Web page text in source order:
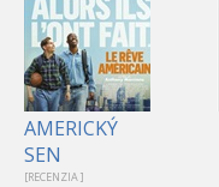
AMERICKÝ
SEN
[RECENZIA ]